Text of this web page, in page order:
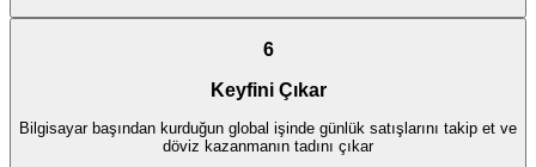
6
Keyfini Çıkar
Bilgisayar başından kurduğun global işinde günlük satışlarını takip et ve
döviz kazanmanın tadını çıkar